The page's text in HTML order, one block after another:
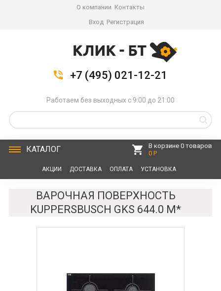
О компании Контакты
Вход Регистрация
+7 (495) 021-12-21
Работаем без выходных с 9:00 до 21:00
КАТАЛОГ
В корзине 0 товаров
0 Р
АКЦИИ ДОСТАВКА ОПЛАТА УСТАНОВКА
ВАРОЧНАЯ ПОВЕРХНОСТЬ
KUPPERSBUSCH GKS 644.0 M*